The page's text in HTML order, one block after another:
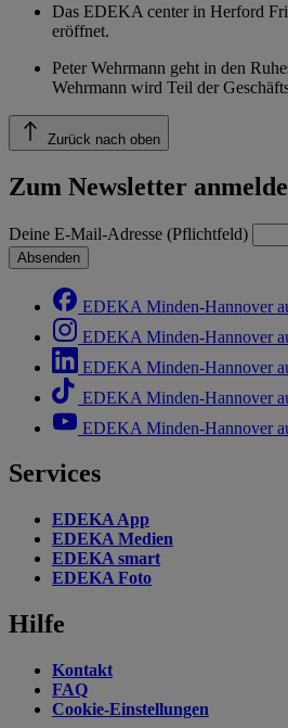
Das EDEKA center in Herford
eröffnet.
Peter Wehrmann geht in den
Wehrmann wird Teil der
Zurück nach oben
Zum Newsletter
Deine E-Mail-Adresse (Pflichtfeld)
Absenden
EDEKA Minden-Hannover
EDEKA Minden-Hannover
EDEKA Minden-Hannover
EDEKA Minden-Hannover
EDEKA Minden-Hannover
Services
EDEKA App
EDEKA Medien
EDEKA smart
EDEKA Foto
Hilfe
Kontakt
FAQ
Cookie-Einstellungen